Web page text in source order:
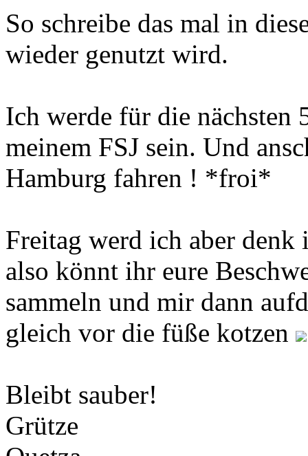
So schreibe das mal in
wieder genutzt wird.
Ich werde für die nächsten
meinem FSJ sein. Und
Hamburg fahren ! *froi*
Freitag werd ich aber
also könnt ihr eure
sammeln und mir dann
gleich vor die füße kotzen
Bleibt sauber!
Grütze